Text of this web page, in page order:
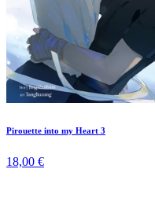
Pirouette into my Heart 3
18,00 €